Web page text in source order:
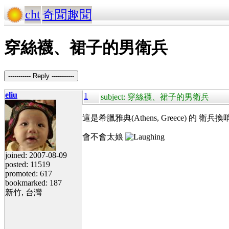
cht奇聞趣聞
穿絲襪、裙子的男衛兵
----------- Reply -----------
eliu
joined: 2007-08-09
posted: 11519
promoted: 617
bookmarked: 187
新竹, 台灣
1 subject: 穿絲襪、裙子的男衛兵
這是希臘雅典(Athens, Greece) 的 衛兵換
會不會太娘